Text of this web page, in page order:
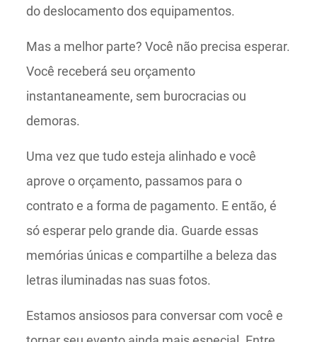
do deslocamento dos equipamentos.
Mas a melhor parte? Você não precisa esperar.
Você receberá seu orçamento
instantaneamente, sem burocracias ou
demoras.
Uma vez que tudo esteja alinhado e você
aprove o orçamento, passamos para o
contrato e a forma de pagamento. E então, é
só esperar pelo grande dia. Guarde essas
memórias únicas e compartilhe a beleza das
letras iluminadas nas suas fotos.
Estamos ansiosos para conversar com você e